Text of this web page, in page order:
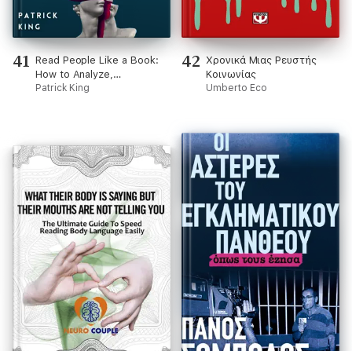
41 Read People Like a Book:
How to Analyze,
Understand, and Predict
Patrick King
42 Χρονικά Μιας Ρευστής
Κοινωνίας
Umberto Eco